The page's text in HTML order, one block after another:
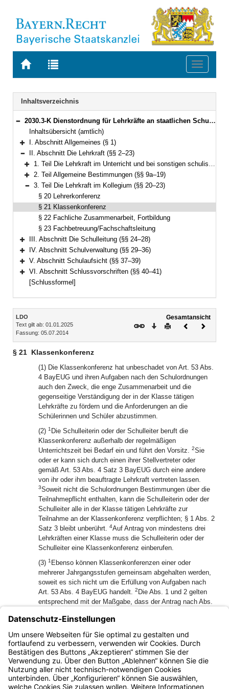
Zur
BAYERN.RECHT
Zur
letzten
Suche
Toggle
Navigation
Inhaltsverzeichnis
Bereich reduzieren
2030.3-K Dienstordnung für Lehrkräfte an staatlichen Schulen in Bayern (Lehrerdienstordnung – LDO) Bekanntmachung des Bayerischen Staatsministeriums für Bildung und Kultus, Wissenschaft und Kunst vom 5. Juli 2014, Az. II.5-5 P 4011.1-6b.52 562 (KWMBl. S. 112) (§§ 1–41)
Inhaltsübersicht (amtlich)
Bereich erweitern
I. Abschnitt Allgemeines (§ 1)
Bereich reduzieren
II. Abschnitt Die Lehrkraft (§§ 2–23)
Bereich erweitern
1. Teil Die Lehrkraft im Unterricht und bei sonstigen schulischen Veranstaltungen (§§ 2–8)
Bereich erweitern
2. Teil Allgemeine Bestimmungen (§§ 9a–19)
Bereich reduzieren
3. Teil Die Lehrkraft im Kollegium (§§ 20–23)
§ 20 Lehrerkonferenz
§ 21 Klassenkonferenz
§ 22 Fachliche Zusammenarbeit, Fortbildung
§ 23 Fachbetreuung/Fachschaftsleitung
Bereich erweitern
III. Abschnitt Die Schulleitung (§§ 24–28)
Bereich erweitern
IV. Abschnitt Schulverwaltung (§§ 29–36)
Bereich erweitern
V. Abschnitt Schulaufsicht (§§ 37–39)
Bereich erweitern
VI. Abschnitt Schlussvorschriften (§§ 40–41)
[Schlussformel]
Inhalt
LDO
Text gilt ab: 01.01.2025
Fassung: 05.07.2014
Gesamtansicht
Download
DruckenVorheriges
§ 21 Klassenkonferenz
(1) Die Klassenkonferenz hat unbeschadet von Art. 53 Abs.
4 BayEUG und ihren Aufgaben nach den Schulordnungen
auch den Zweck, die enge Zusammenarbeit und die
gegenseitige Verständigung der in der Klasse tätigen
Lehrkräfte zu fördern und die Anforderungen an die
Schülerinnen und Schüler abzustimmen.
(2) 1 Die Schulleiterin oder der Schulleiter beruft die
Klassenkonferenz außerhalb der regelmäßigen
Unterrichtszeit bei Bedarf ein und führt den Vorsitz. 2Sie
oder er kann sich durch einen ihrer Stellvertreter oder
gemäß Art. 53 Abs. 4 Satz 3 BayEUG durch eine andere
von ihr oder ihm beauftragte Lehrkraft vertreten lassen.
3Soweit nicht die Schulordnungen Bestimmungen über die
Teilnahmepflicht enthalten, kann die Schulleiterin oder der
Schulleiter alle in der Klasse tätigen Lehrkräfte zur
Teilnahme an der Klassenkonferenz verpflichten; § 1 Abs. 2
Satz 3 bleibt unberührt. 4Auf Antrag von mindestens drei
Lehrkräften einer Klasse muss die Schulleiterin oder der
Schulleiter eine Klassenkonferenz einberufen.
(3) 1 Ebenso können Klassenkonferenzen einer oder
mehrerer Jahrgangsstufen gemeinsam abgehalten werden,
soweit es sich nicht um die Erfüllung von Aufgaben nach
Art. 53 Abs. 4 BayEUG handelt. 2 Die Abs. 1 und 2 gelten
entsprechend mit der Maßgabe, dass der Antrag nach Abs.
Wenn der Unterricht nicht in Klassen erfolgt, können
anstelle der Klassenkonferenzen Kursbesprechungen
abgehalten werden. 2Abs. 1 bis 3 gelten entsprechend.
Bayern.de